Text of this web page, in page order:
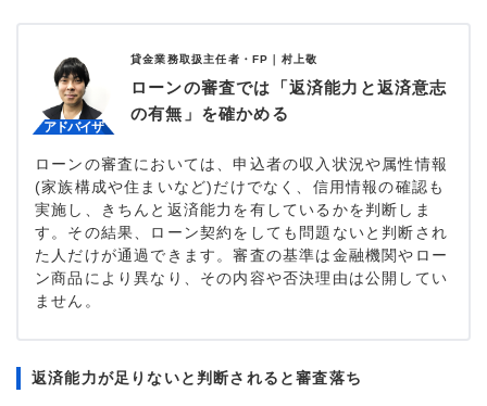
貸金業務取扱主任者・FP｜ 村上敬
ローンの審査では「返済能力と返済意志
の有無」を確かめる
ローンの審査においては、申込者の収入状況や属性情報
(家族構成や住まいなど)だけでなく、信用情報の確認も
実施し、きちんと返済能力を有しているかを判断しま
す。その結果、ローン契約をしても問題ないと判断され
た人だけが通過できます。審査の基準は金融機関やロー
ン商品により異なり、その内容や否決理由は公開してい
ません。
返済能力が足りないと判断されると審査落ち